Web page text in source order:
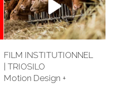
FILM INSTITUTIONNEL
| TRIOSILO
Motion Design +